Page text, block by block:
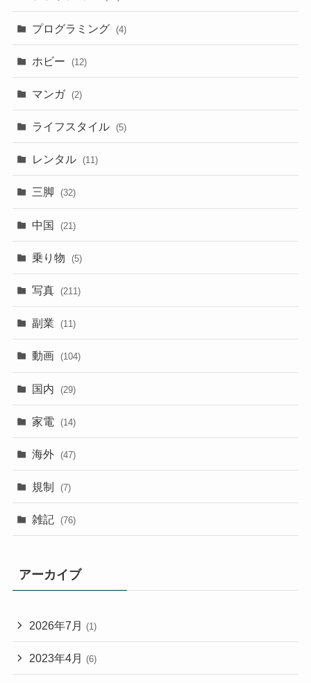
プログラミング (4)
ホビー (12)
マンガ (2)
ライフスタイル (5)
レンタル (11)
三脚 (32)
中国 (21)
乗り物 (5)
写真 (211)
副業 (11)
動画 (104)
国内 (29)
家電 (14)
海外 (47)
規制 (7)
雑記 (76)
アーカイブ
2026年7月 (1)
2023年4月 (6)